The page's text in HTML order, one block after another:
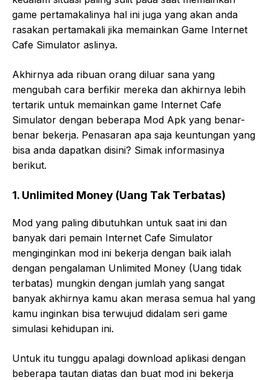
game pertamakalinya hal ini juga yang akan anda
rasakan pertamakali jika memainkan Game Internet
Cafe Simulator aslinya.
Akhirnya ada ribuan orang diluar sana yang
mengubah cara berfikir mereka dan akhirnya lebih
tertarik untuk memainkan game Internet Cafe
Simulator dengan beberapa Mod Apk yang benar-
benar bekerja. Penasaran apa saja keuntungan yang
bisa anda dapatkan disini? Simak informasinya
berikut.
1. Unlimited Money (Uang Tak Terbatas)
Mod yang paling dibutuhkan untuk saat ini dan
banyak dari pemain Internet Cafe Simulator
menginginkan mod ini bekerja dengan baik ialah
dengan pengalaman Unlimited Money (Uang tidak
terbatas) mungkin dengan jumlah yang sangat
banyak akhirnya kamu akan merasa semua hal yang
kamu inginkan bisa terwujud didalam seri game
simulasi kehidupan ini.
Untuk itu tunggu apalagi download aplikasi dengan
beberapa tautan diatas dan buat mod ini bekerja